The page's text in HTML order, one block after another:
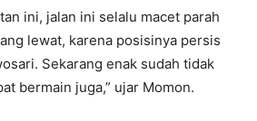
ini, jalan ini selalu macet parah
lewat, karena posisinya persis
Sekarang enak sudah tidak
bermain juga,” ujar Momon.